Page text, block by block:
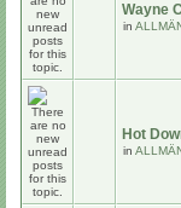
Wayne
in
Hot
in